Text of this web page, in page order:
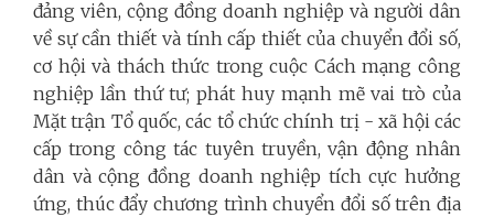
đảng viên, cộng đồng doanh nghiệp và người dân
về sự cần thiết và tính cấp thiết của chuyển đổi số,
cơ hội và thách thức trong cuộc Cách mạng công
nghiệp lần thứ tư; phát huy mạnh mẽ vai trò của
Mặt trận Tổ quốc, các tổ chức chính trị - xã hội các
cấp trong công tác tuyên truyền, vận động nhân
dân và cộng đồng doanh nghiệp tích cực hưởng
ứng, thúc đẩy chương trình chuyển đổi số trên địa